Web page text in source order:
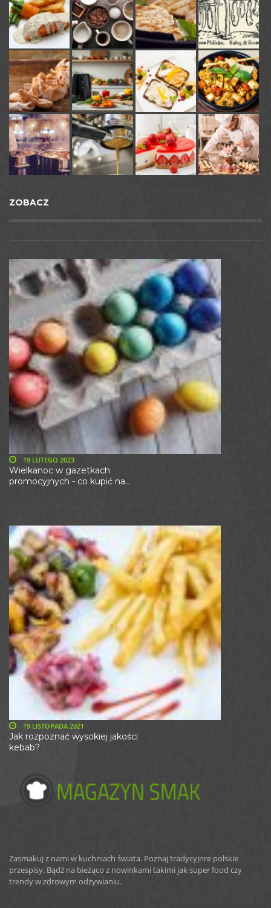
ZOBACZ
Wielkanoc w gazetkach
promocyjnych - co kupić na...
19 LUTEGO 2023
Jak rozpoznać wysokiej jakości
kebab?
19 LISTOPADA 2021
Zasmakuj z nami w kuchniach świata. Poznaj tradycyjnre polskie
przespisy. Bądź na bieżąco z nowinkami takimi jak super food czy
trendy w zdrowym odżywianiu.